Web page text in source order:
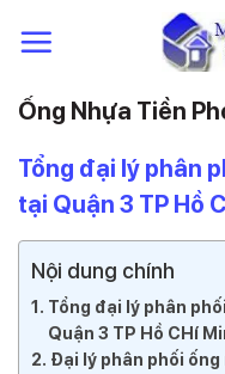
đến
dungỐng Nhựa Tiền
Tổng đại lý phân
tại Quận 3 TP Hồ
Nội dung chính
Tổng đại lý phân
Quận 3 TP Hồ CHí
Đại lý phân phối